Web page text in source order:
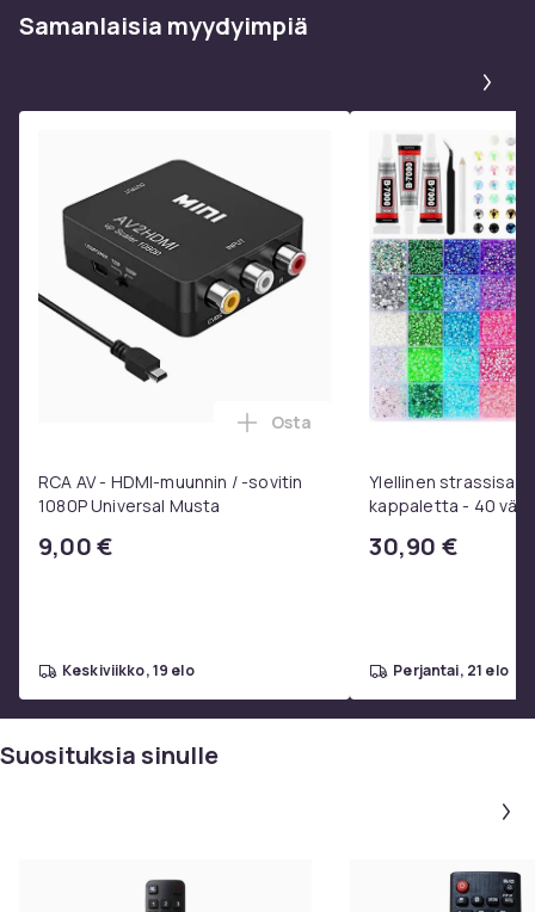
Samanlaisia ​​myydyimpiä
RCA AV - HDMI-muunnin / -sovitin
1080P Universal Musta
9,00 €
Lisää RCA AV - HDMI-
Osta
keskiviikko, 19 elo
Ylellinen
kappaletta - 40
- Liima pinseteillä -
30,90 €
perjantai, 21 elo
Suosituksia sinulle